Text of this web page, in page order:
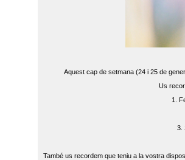
Aquest cap de setmana (24 i 25 de
Us
1.
3.
També us recordem que teniu a la vostra